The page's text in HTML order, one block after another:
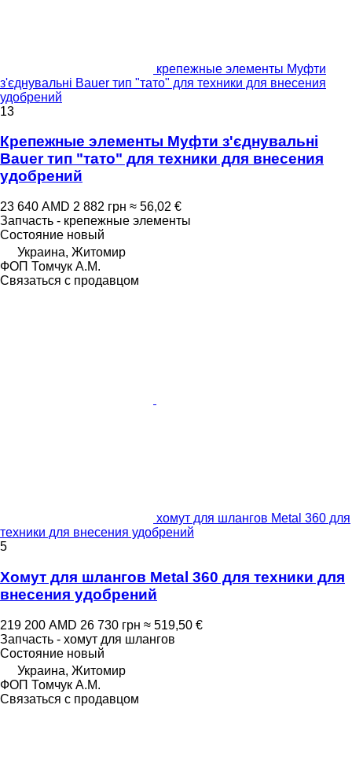
крепежные элементы Муфти
з'єднувальні Bauer тип "тато" для техники для внесения
удобрений
13
Крепежные элементы Муфти з'єднувальні
Bauer тип "тато" для техники для внесения
удобрений
23 640 AMD 2 882 грн ≈ 56,02 €
Запчасть - крепежные элементы
Состояние новый
Украина, Житомир
ФОП Томчук А.М.
Связаться с продавцом
хомут для шлангов Metal 360 для
техники для внесения удобрений
5
Хомут для шлангов Metal 360 для техники для
внесения удобрений
219 200 AMD 26 730 грн ≈ 519,50 €
Запчасть - хомут для шлангов
Состояние новый
Украина, Житомир
ФОП Томчук А.М.
Связаться с продавцом